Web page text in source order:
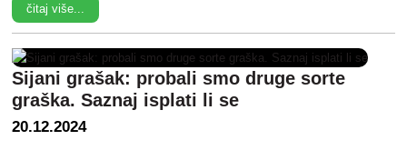
čitaj više...
Sijani grašak: probali smo druge sorte
graška. Saznaj isplati li se
20.12.2024